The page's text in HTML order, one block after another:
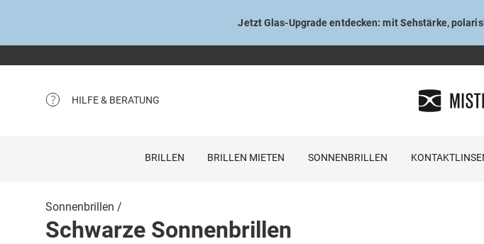
Jetzt Glas-Upgrade entdecken: mit Sehstärke,
HILFE & BERATUNG
BRILLEN BRILLEN MIETEN SONNENBRILLEN
Sonnenbrillen
Schwarze Sonnenbrillen